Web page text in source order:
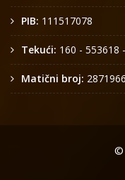
PIB: 111517078
Tekući: 160 - 553618
Matični broj:
©